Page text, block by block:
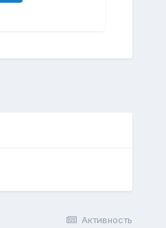
Активность